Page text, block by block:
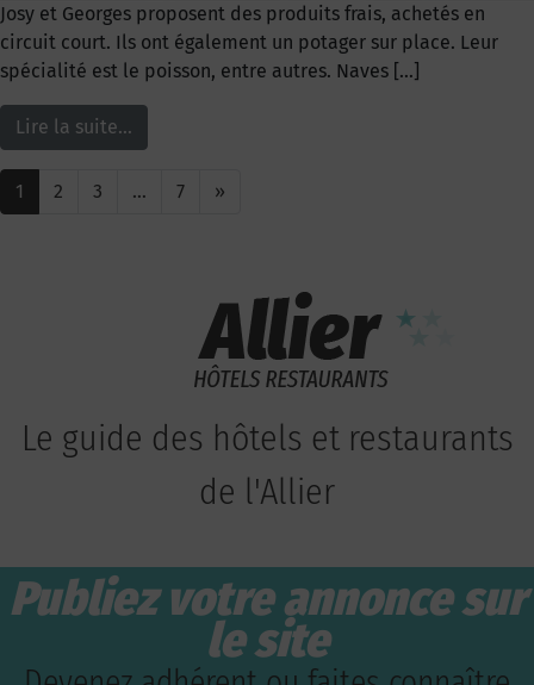
Josy et Georges proposent des produits frais, achetés en
circuit court. Ils ont également un potager sur place. Leur
spécialité est le poisson, entre autres. Naves […]
Lire la suite…
1 2 3 … 7 »
Le guide des hôtels et restaurants
de l'Allier
Publiez votre annonce sur
le site